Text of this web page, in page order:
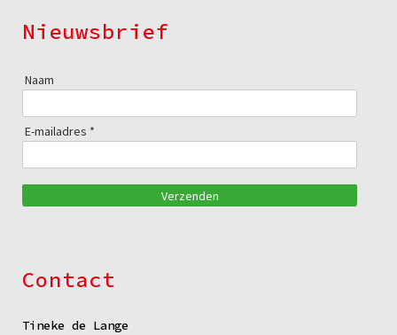
Nieuwsbrief
Naam
E-mailadres *
Verzenden
Contact
Tineke de Lange